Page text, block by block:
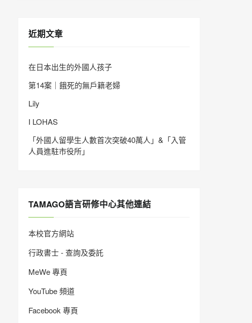
近期文章
在日本出生的外國人孩子
第14案｜餓死的無戶籍老婦
Lily
I LOHAS
「外國人留學生人數首次突破40萬人」&「入管
人員進駐市役所」
TAMAGO語言研修中心其他連結
本校官方網站
行政書士 - 查詢及委託
MeWe 專頁
YouTube 頻道
Facebook 專頁